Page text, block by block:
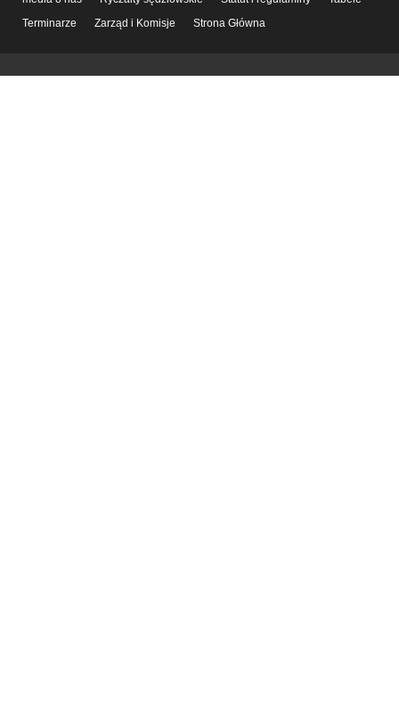
Terminarze
Zarząd i Komisje Strona Główna